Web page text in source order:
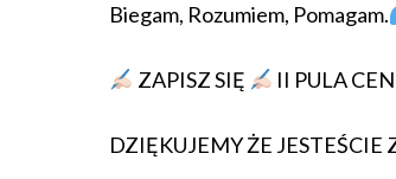
Biegam, Rozumiem, Pomagam.
ZAPISZ SIĘ II PULA
DZIĘKUJEMY ŻE JESTEŚCIE